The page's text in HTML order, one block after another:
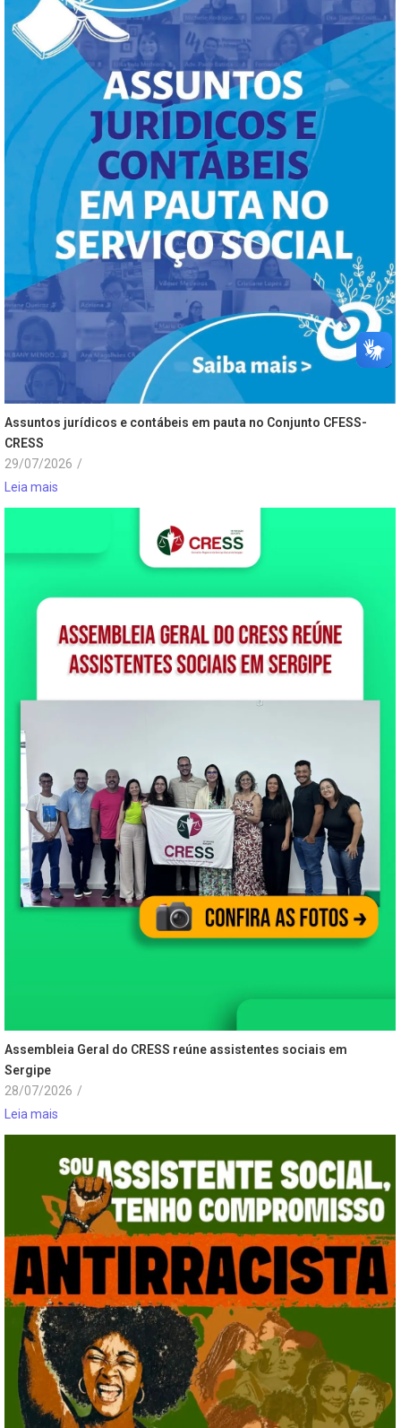
Assuntos jurídicos e contábeis em pauta no Conjunto CFESS-
CRESS
29/07/2026 /
Leia mais
Assembleia Geral do CRESS reúne assistentes sociais em
Sergipe
28/07/2026 /
Leia mais